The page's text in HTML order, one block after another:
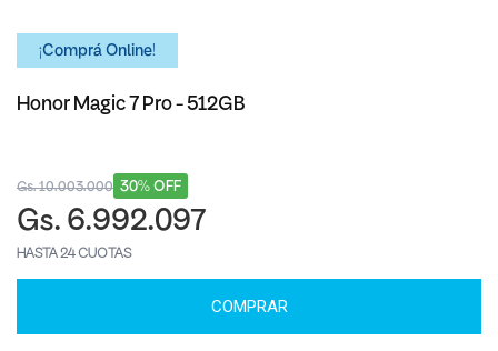
¡Comprá Online!
Honor Magic 7 Pro - 512GB
30% OFF
Gs. 10.003.000
Gs. 6.992.097
HASTA 24 CUOTAS
COMPRAR